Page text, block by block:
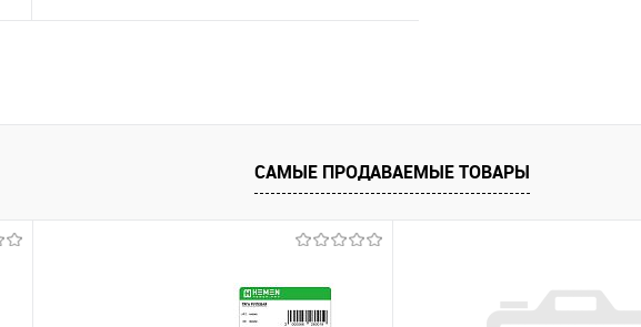
Купить в 1 клик
К сравнению
Под заказ
САМЫЕ ПРОДАВАЕМЫЕ ТОВАРЫ